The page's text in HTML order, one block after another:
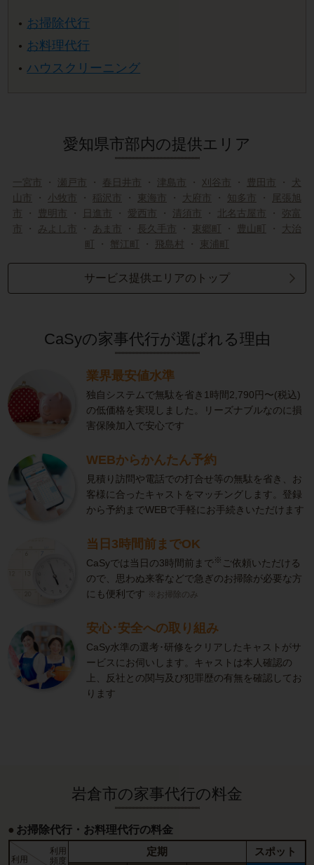
お掃除代行
お料理代行
ハウスクリーニング
愛知県市部内の提供エリア
一宮市 ・ 瀬戸市 ・ 春日井市 ・ 津島市 ・ 刈谷市 ・ 豊田市 ・
犬
山市
・ 小牧市 ・ 稲沢市 ・ 東海市 ・ 大府市 ・ 知多市 ・
尾張旭
市
・ 豊明市 ・ 日進市 ・ 愛西市 ・ 清須市 ・ 北名古屋市 ・ 弥富
市
・ みよし市 ・ あま市 ・ 長久手市 ・ 東郷町 ・ 豊山町 ・
大治
町 ・ 蟹江町 ・ 飛島村 ・ 東浦町
サービス提供エリアのトップ
CaSyの家事代行が選ばれる理由
業界最安値水準
独自システムで無駄を省き1時間2,790円〜(税込)
の低価格を実現しました。リーズナブルなのに損
害保険加入で安心です
WEBからかんたん予約
見積り訪問や電話での打合せ等の無駄を省き、お
客様に合ったキャストをマッチングします。登録
から予約までWEBで手軽にお手続きいただけます
当日3時間前までOK
CaSyでは当日の3時間前まで※ ご依頼いただける
ので、思わぬ来客などで急ぎのお掃除が必要な方
にも便利です ※お掃除のみ
安心･安全への取り組み
CaSy水準の選考･研修をクリアしたキャストがサ
ービスにお伺いします。キャストは本人確認の
上、反社との関与及び犯罪歴の有無を確認してお
ります
岩倉市の家事代行の料金
お掃除代行・お料理代行の料金
利用
利用
頻度
定期 スポット